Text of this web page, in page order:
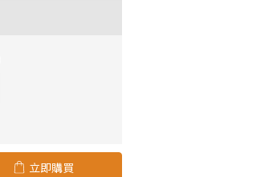
立即購買